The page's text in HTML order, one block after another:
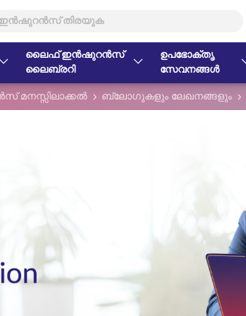
ലൈഫ് ഇൻഷുറൻസ്
ലൈബ്രറി
ഉപഭോക്തൃ
സേവനങ്ങൾ
ബ്ലോഗുകളും ലേഖനങ്ങളും